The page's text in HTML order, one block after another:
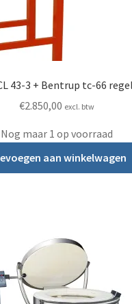
43-3 + Bentrup tc-66
€2.850,00 excl. btw
Nog maar 1 op voorraad
aan winkelwagen